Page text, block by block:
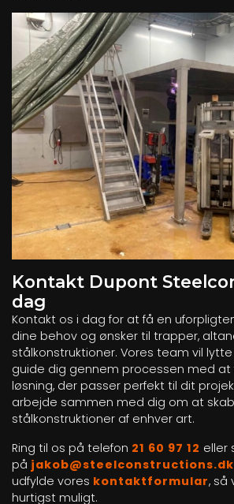
Kontakt Dupont
dag
Kontakt os i dag for at få en
dine behov og ønsker til trapper,
stålkonstruktioner. Vores team vil
guide dig gennem processen med at
løsning, der passer perfekt til dit
arbejde sammen med dig om at
stålkonstruktioner af enhver art.
Ring til os på telefon 21 60 97 12 eller
på jakob@steelconstructions.dk
udfylde vores kontaktformular, så
hurtigst muligt.